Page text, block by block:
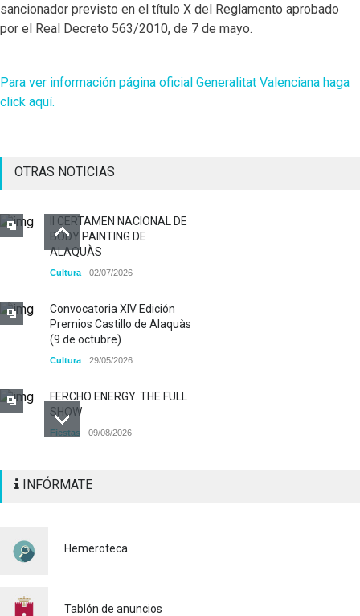
sancionador previsto en el título X del Reglamento aprobado
por el Real Decreto 563/2010, de 7 de mayo.
Para ver información página oficial Generalitat Valenciana haga
click aquí.
OTRAS NOTICIAS
II CERTAMEN NACIONAL DE
BODY PAINTING DE
ALAQUÀS
Cultura 02/07/2026
Convocatoria XIV Edición
Premios Castillo de Alaquàs
(9 de octubre)
Cultura 29/05/2026
FERCHO ENERGY. THE FULL
SHOW
Fiestas 09/08/2026
INSCRIPCIÓN para participar
Cultura 03/08/2026
PAELLAS 2026
INFÓRMATE
Hemeroteca
Tablón de anuncios